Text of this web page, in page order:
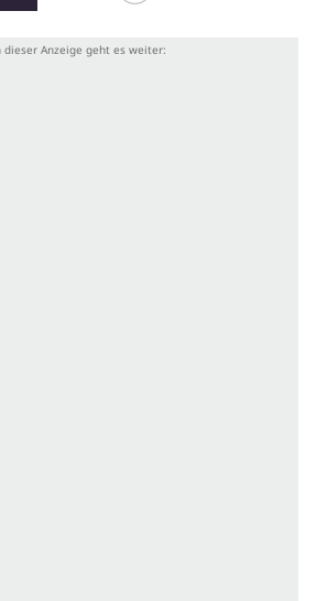
danach auch vor weiteren
sie ihre Umgebung mit Mord